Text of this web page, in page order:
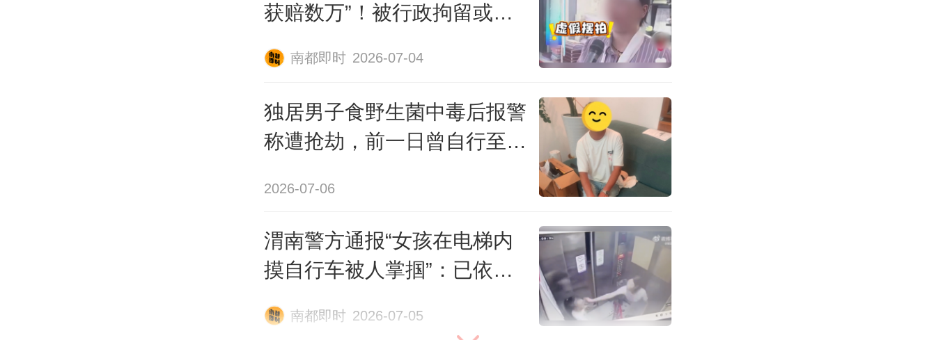
广铁集团广州东站于7月1日17时48分在微博回
应称，6月30日16时35分，一名女性旅客（持
当天C7077次广州东至深圳车票）赶到广州东
站第一候车室第2检票口，拟进站乘坐C7077次
获赔数万”！被行政拘留或处
南都即时 2026-07-04
独居男子食野生菌中毒后报警
称遭抢劫，前一日曾自行至医
2026-07-06
渭南警方通报“女孩在电梯内
摸自行车被人掌掴”：已依法
南都即时 2026-07-05